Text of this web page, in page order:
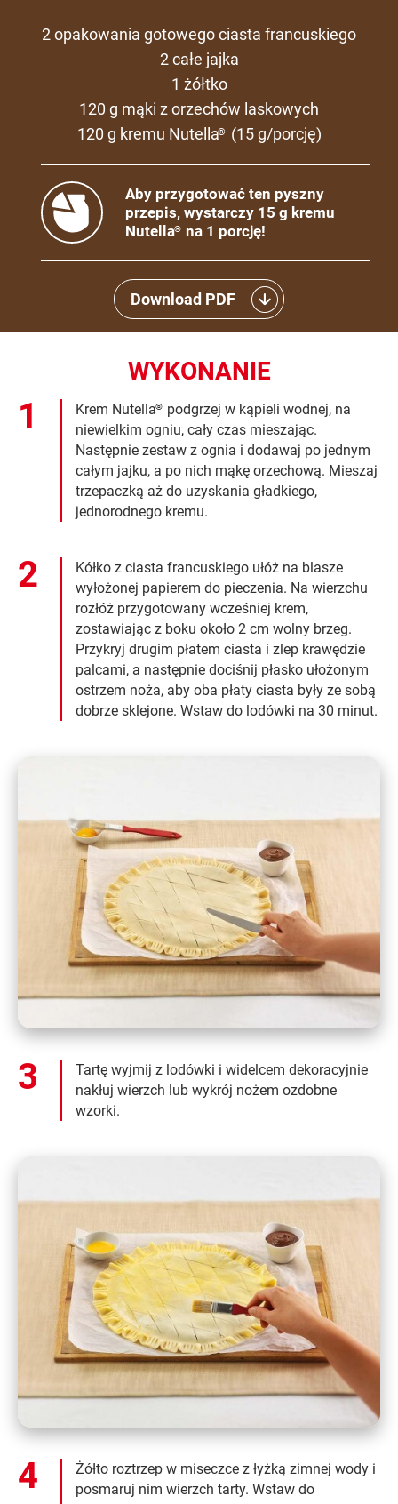
2 opakowania gotowego ciasta francuskiego
2 całe jajka
1 żółtko
120 g mąki z orzechów laskowych
120 g kremu Nutella® (15 g/porcję)
Aby przygotować ten pyszny
przepis, wystarczy 15 g kremu
Nutella® na 1 porcję!
Download PDF
WYKONANIE
Krem Nutella® podgrzej w kąpieli wodnej, na
niewielkim ogniu, cały czas mieszając.
Następnie zestaw z ognia i dodawaj po jednym
całym jajku, a po nich mąkę orzechową. Mieszaj
trzepaczką aż do uzyskania gładkiego,
jednorodnego kremu.
Kółko z ciasta francuskiego ułóż na blasze
wyłożonej papierem do pieczenia. Na wierzchu
rozłóż przygotowany wcześniej krem,
zostawiając z boku około 2 cm wolny brzeg.
Przykryj drugim płatem ciasta i zlep krawędzie
palcami, a następnie dociśnij płasko ułożonym
ostrzem noża, aby oba płaty ciasta były ze sobą
dobrze sklejone. Wstaw do lodówki na 30 minut.
Tartę wyjmij z lodówki i widelcem dekoracyjnie
nakłuj wierzch lub wykrój nożem ozdobne
wzorki.
Żółto roztrzep w miseczce z łyżką zimnej wody i
posmaruj nim wierzch tarty. Wstaw do